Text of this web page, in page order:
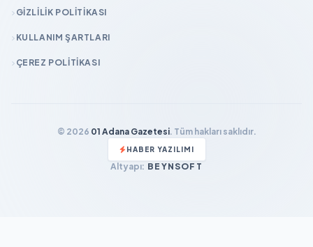
GIZLILIK POLITIKASI
KULLANIM ŞARTLARI
ÇEREZ POLITIKASI
© 2026 01 Adana Gazetesi. Tüm hakları saklıdır.
HABER YAZILIMI
Altyapı: BEYNSOFT